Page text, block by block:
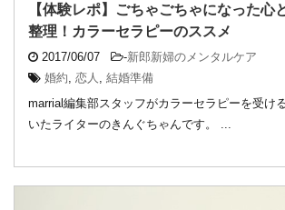
【体験レポ】ごちゃごちゃになった心
整理！カラーセラピーのススメ
2017/06/07 -新郎新婦のメンタルケア
婚約 恋人
結婚準備
marrial編集部スタッフがカラーセラピーを受け
いたライターのきんぐちゃんです。 ...